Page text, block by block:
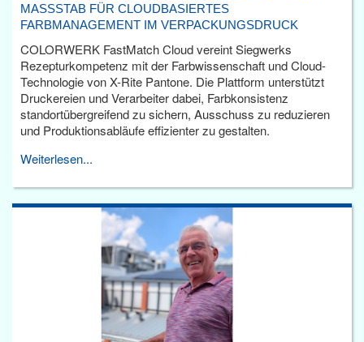
MASSSTAB FÜR CLOUDBASIERTES F
ARBMANAGEMENT IM VERPACKUNGSDRUCK
COLORWERK FastMatch Cloud vereint Siegwerks
Rezepturkompetenz mit der Farbwissenschaft und Cloud-
Technologie von X-Rite Pantone. Die Plattform unterstützt
Druckereien und Verarbeiter dabei, Farbkonsistenz
standortübergreifend zu sichern, Ausschuss zu reduzieren
und Produktionsabläufe effizienter zu gestalten.
Weiterlesen...